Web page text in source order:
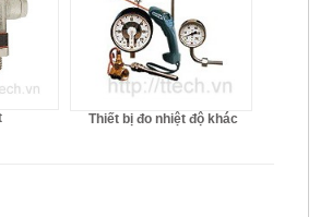
Thiết bị đo nhiệt độ khác